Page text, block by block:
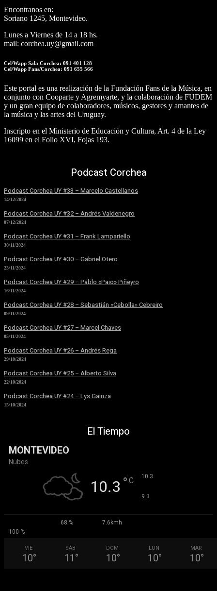
Encontranos en:
Soriano 1245, Montevideo.
Lunes a Viernes de 14 a 18 hs.
mail: corchea.uy@gmail.com
Cel/Wapp Sala Corchea: 091 401 128
Cel/Wapp Fans/Corchea: 091 655 566
Este portal es una realización de la Fundación Fans de la Música, en
conjunto con Cooparte y Agremyarte, y la colaboración de FUDEM
y un gran equipo de colaboradores, músicos, gestores y amantes de
la música y las artes del Uruguay.
Inscripto en el Ministerio de Educación y Cultura, Art. 4 de la Ley
16099 en el Folio XVI, Fojas 193.
Podcast Corchea
Podcast Corchea UY #33 – Marcelo Castellanos
14/12/2024
Podcast Corchea UY #32 – Andrés Valdenegro
07/12/2024
Podcast Corchea UY #31 – Frank Lampariello
30/11/2024
Podcast Corchea UY #30 – Gabriel Otero
23/11/2024
Podcast Corchea UY #29 – Pablo «Paio» Piñeyro
16/11/2024
Podcast Corchea UY #28 – Sebastián «Cebolla» Cebreiro
09/11/2024
Podcast Corchea UY #27 – Marcel Chaves
05/11/2024
Podcast Corchea UY #26 – Andrés Rega
29/10/2024
Podcast Corchea UY #25 – Alberto Silva
22/10/2024
Podcast Corchea UY #24 – Lys Gainza
15/10/2024
El Tiempo
MONTEVIDEO
Nubes
10.3 ° C 10.3
9.3
68 %
7.6kmh
100 %
VIE
10°
SÁB
11 °
DOM
10°
LUN
10°
MAR
10°